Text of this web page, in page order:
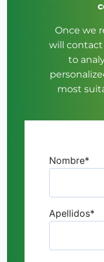
Once we
will contact
to
most
Nombre*
Apellidos*